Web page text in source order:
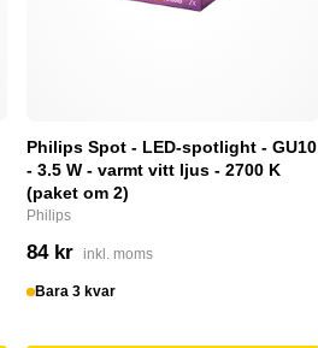
Philips Spot - LED-spotlight - GU10
- 3.5 W - varmt vitt ljus - 2700 K
(paket om 2)
Philips
84 kr inkl. moms
Bara 3 kvar